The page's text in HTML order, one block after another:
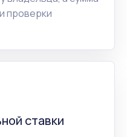
проверки
ставки